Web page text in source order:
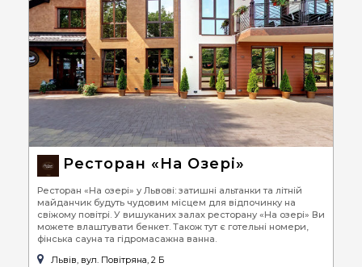
Ресторан «На Озері»
Ресторан «На озері» у Львові: затишні альтанки та літній
майданчик будуть чудовим місцем для відпочинку на
свіжому повітрі. У вишуканих залах ресторану «На озері» Ви
можете влаштувати бенкет. Також тут є готельні номери,
фінська сауна та гідромасажна ванна.
Львів, вул. Повітряна, 2 Б